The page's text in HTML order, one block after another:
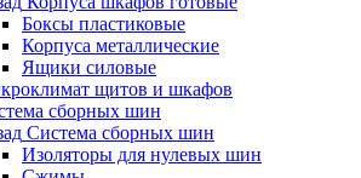
Боксы пластиковые
Корпуса металлические
Ящики силовые
щитов и шкафов
сборных шин
Система сборных шин
Изоляторы для нулевых шин